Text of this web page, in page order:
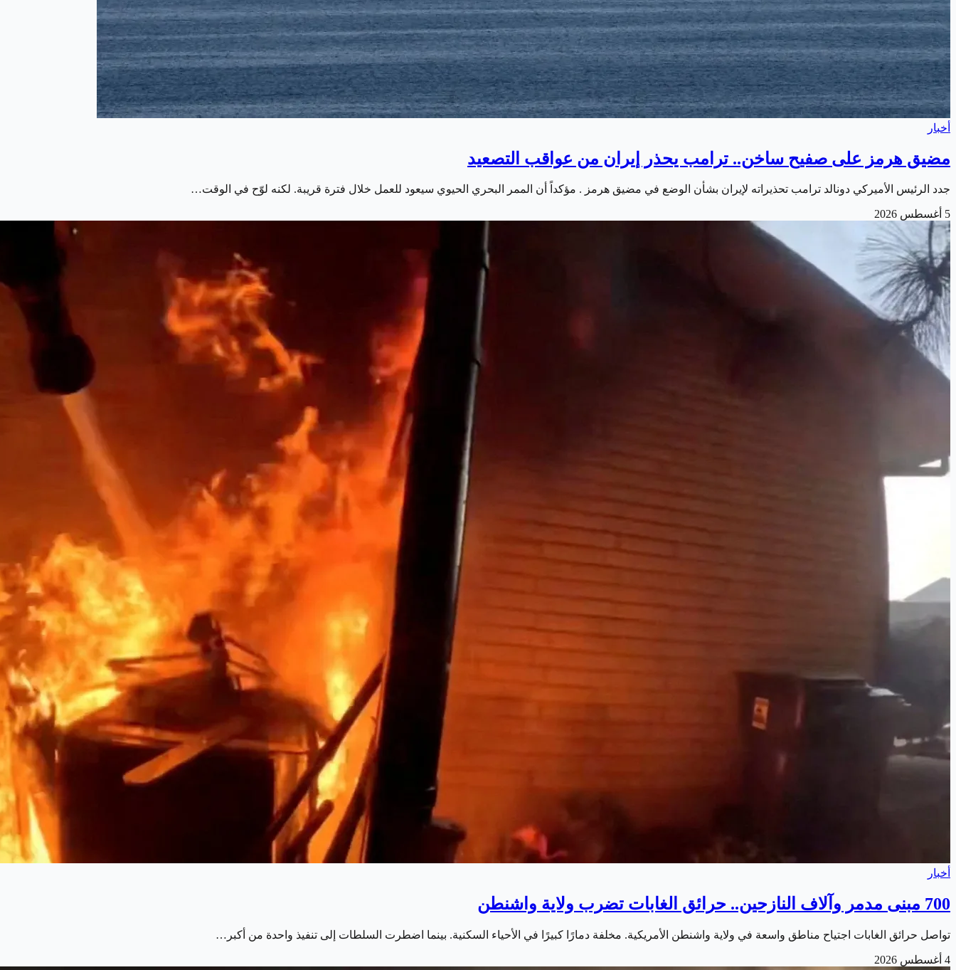
أخبار
مضيق هرمز على صفيح ساخن.. ترامب يحذر إيران من عواقب التصعيد
جدد الرئيس الأميركي دونالد ترامب تحذيراته لإيران بشأن الوضع في مضيق هرمز . مؤكداً أن الممر البحري الحيوي سيعود للعمل خلال فترة قريبة. لكنه لوّح في الوقت…
5 أغسطس 2026
أخبار
700 مبنى مدمر وآلاف النازحين.. حرائق الغابات تضرب ولاية واشنطن
تواصل حرائق الغابات اجتياح مناطق واسعة في ولاية واشنطن الأمريكية. مخلفة دمارًا كبيرًا في الأحياء السكنية. بينما اضطرت السلطات إلى تنفيذ واحدة من أكبر…
4 أغسطس 2026